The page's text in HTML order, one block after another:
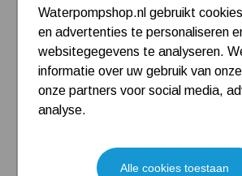
Hydrofoorpomp
Dompelpomp
Pompput
Meest gelezen blogs
Waterpompshop.nl gebruikt
en advertenties te personaliseren
websitegegevens te analyseren.
informatie over uw gebruik van
onze partners voor social media,
analyse.
Alle cookies toestaan